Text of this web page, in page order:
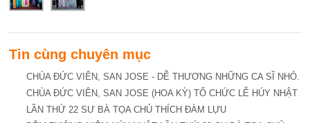
Tin cùng chuyên mục
CHÙA ĐỨC VIÊN, SAN JOSE - DỄ THƯƠNG NHỮNG CA SĨ NHỎ.
CHÙA ĐỨC VIÊN, SAN JOSE (HOA KỲ) TỔ CHỨC LỄ HÚY NHẬT
LẦN THỨ 22 SƯ BÀ TỌA CHỦ THÍCH ĐÀM LỰU